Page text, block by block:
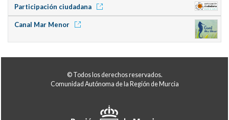
Participación ciudadana
Canal Mar Menor
© Todos los derechos reservados.
Comunidad Autónoma de la Región de Murcia